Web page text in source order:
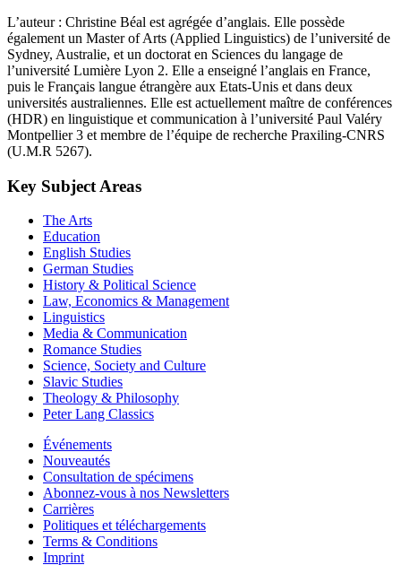
L’auteur : Christine Béal est agrégée d’anglais. Elle possède
également un Master of Arts (Applied Linguistics) de l’université de
Sydney, Australie, et un doctorat en Sciences du langage de
l’université Lumière Lyon 2. Elle a enseigné l’anglais en France,
puis le Français langue étrangère aux Etats-Unis et dans deux
universités australiennes. Elle est actuellement maître de conférences
(HDR) en linguistique et communication à l’université Paul Valéry
Montpellier 3 et membre de l’équipe de recherche Praxiling-CNRS
(U.M.R 5267).
Key Subject Areas
The Arts
Education
English Studies
German Studies
History & Political Science
Law, Economics & Management
Linguistics
Media & Communication
Romance Studies
Science, Society and Culture
Slavic Studies
Theology & Philosophy
Peter Lang Classics
Événements
Nouveautés
Consultation de spécimens
Abonnez-vous à nos Newsletters
Carrières
Politiques et téléchargements
Terms & Conditions
Imprint